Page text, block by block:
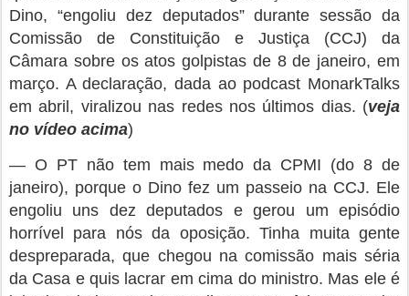
Dino, “engoliu dez deputados” durante sessão da
Comissão de Constituição e Justiça (CCJ) da
Câmara sobre os atos golpistas de 8 de janeiro, em
março. A declaração, dada ao podcast MonarkTalks
em abril, viralizou nas redes nos últimos dias. (veja
no vídeo acima)
— O PT não tem mais medo da CPMI (do 8 de
janeiro), porque o Dino fez um passeio na CCJ. Ele
engoliu uns dez deputados e gerou um episódio
horrível para nós da oposição. Tinha muita gente
despreparada, que chegou na comissão mais séria
da Casa e quis lacrar em cima do ministro. Mas ele é